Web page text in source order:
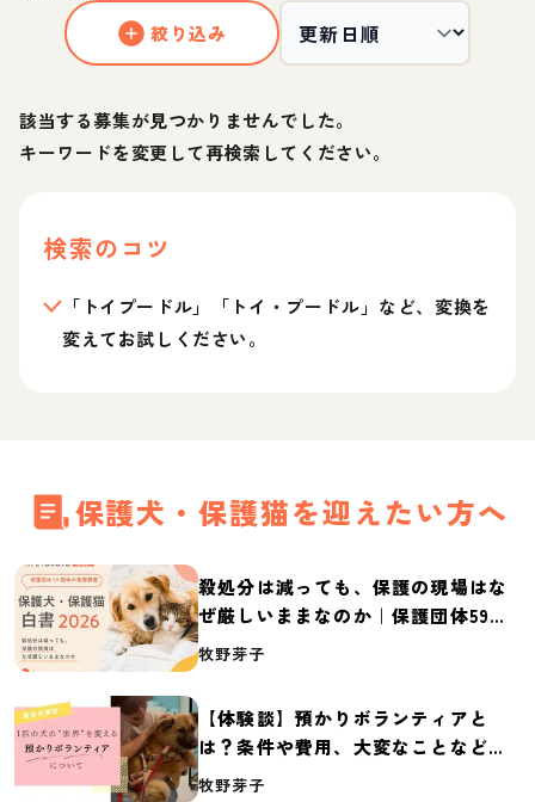
絞り込み
該当する募集が見つかりませんでした。
キーワードを変更して再検索してください。
検索のコツ
「トイプードル」「トイ・プードル」など、変換を
変えてお試しください。
保護犬・保護猫を迎えたい方へ
殺処分は減っても、保護の現場はな
ぜ厳しいままなのか｜保護団体59団
体の実態調査【保護犬・保護猫白書
牧野芽子
【体験談】預かりボランティアと
は？条件や費用、大変なことなど紹
介
牧野芽子